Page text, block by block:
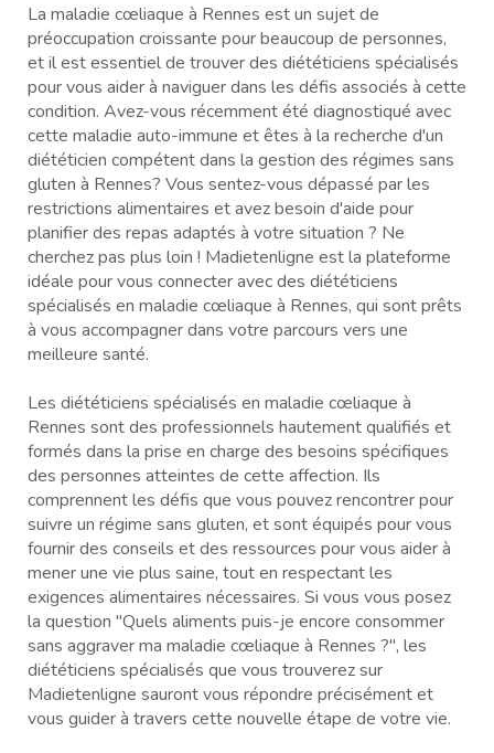
La maladie cœliaque à Rennes est un sujet de
préoccupation croissante pour beaucoup de personnes,
et il est essentiel de trouver des diététiciens spécialisés
pour vous aider à naviguer dans les défis associés à cette
condition. Avez-vous récemment été diagnostiqué avec
cette maladie auto-immune et êtes à la recherche d'un
diététicien compétent dans la gestion des régimes sans
gluten à Rennes? Vous sentez-vous dépassé par les
restrictions alimentaires et avez besoin d'aide pour
planifier des repas adaptés à votre situation ? Ne
cherchez pas plus loin ! Madietenligne est la plateforme
idéale pour vous connecter avec des diététiciens
spécialisés en maladie cœliaque à Rennes, qui sont prêts
à vous accompagner dans votre parcours vers une
meilleure santé.
Les diététiciens spécialisés en maladie cœliaque à
Rennes sont des professionnels hautement qualifiés et
formés dans la prise en charge des besoins spécifiques
des personnes atteintes de cette affection. Ils
comprennent les défis que vous pouvez rencontrer pour
suivre un régime sans gluten, et sont équipés pour vous
fournir des conseils et des ressources pour vous aider à
mener une vie plus saine, tout en respectant les
exigences alimentaires nécessaires. Si vous vous posez
la question "Quels aliments puis-je encore consommer
sans aggraver ma maladie cœliaque à Rennes ?", les
diététiciens spécialisés que vous trouverez sur
Madietenligne sauront vous répondre précisément et
vous guider à travers cette nouvelle étape de votre vie.